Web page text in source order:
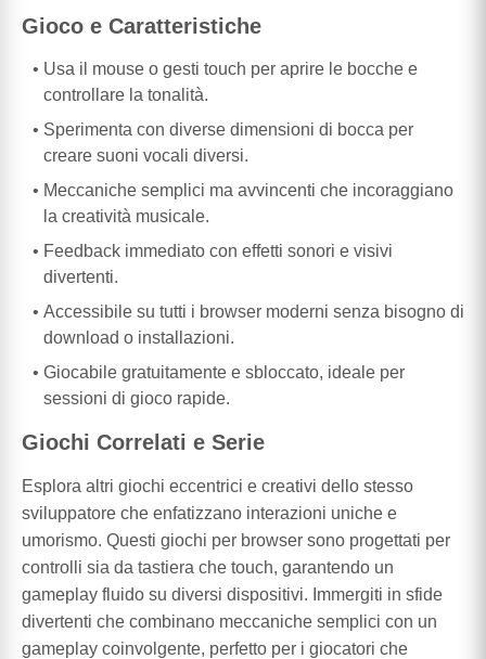
Gioco e Caratteristiche
Usa il mouse o gesti touch per aprire le bocche e
controllare la tonalità.
Sperimenta con diverse dimensioni di bocca per
creare suoni vocali diversi.
Meccaniche semplici ma avvincenti che incoraggiano
la creatività musicale.
Feedback immediato con effetti sonori e visivi
divertenti.
Accessibile su tutti i browser moderni senza bisogno di
download o installazioni.
Giocabile gratuitamente e sbloccato, ideale per
sessioni di gioco rapide.
Giochi Correlati e Serie
Esplora altri giochi eccentrici e creativi dello stesso
sviluppatore che enfatizzano interazioni uniche e
umorismo. Questi giochi per browser sono progettati per
controlli sia da tastiera che touch, garantendo un
gameplay fluido su diversi dispositivi. Immergiti in sfide
divertenti che combinano meccaniche semplici con un
gameplay coinvolgente, perfetto per i giocatori che